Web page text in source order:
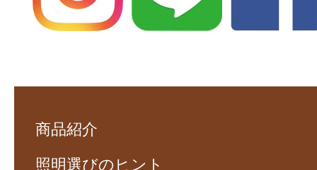
商品紹介
照明選びのヒント